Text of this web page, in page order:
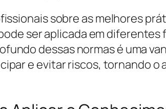
sobre as melhores
ser aplicada em
dessas normas é uma
e evitar riscos, tornando